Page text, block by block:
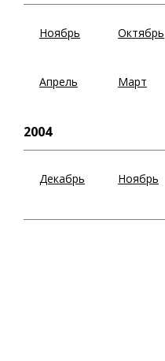
Ноябрь Октябрь
Апрель Март
2004
Декабрь Ноябрь